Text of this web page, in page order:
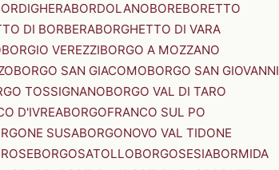
BORDOLANOBOREBORETTO
DI BORBERABORGHETTO DI VARA
BORGIO VEREZZIBORGO A MOZZANO
BORGO SAN GIACOMOBORGO SAN GIOVANNI
TOSSIGNANOBORGO VAL DI TARO
D'IVREABORGOFRANCO SUL PO
SUSABORGONOVO VAL TIDONE
BORGOSATOLLOBORGOSESIABORMIDA